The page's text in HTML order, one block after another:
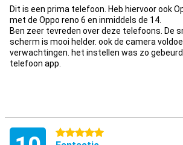
Dit is een prima telefoon. Heb hiervoor ook
met de Oppo reno 6 en inmiddels de 14.
Ben zeer tevreden over deze telefoons. De
scherm is mooi helder. ook de camera
verwachtingen. het instellen was zo
telefoon app.
5 stars